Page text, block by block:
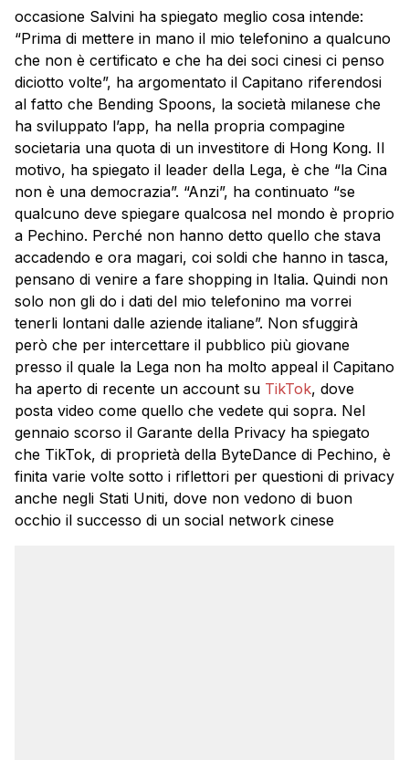
occasione Salvini ha spiegato meglio cosa intende:
“Prima di mettere in mano il mio telefonino a qualcuno
che non è certificato e che ha dei soci cinesi ci penso
diciotto volte”, ha argomentato il Capitano riferendosi
al fatto che Bending Spoons, la società milanese che
ha sviluppato l’app, ha nella propria compagine
societaria una quota di un investitore di Hong Kong. Il
motivo, ha spiegato il leader della Lega, è che “la Cina
non è una democrazia”. “Anzi”, ha continuato “se
qualcuno deve spiegare qualcosa nel mondo è proprio
a Pechino. Perché non hanno detto quello che stava
accadendo e ora magari, coi soldi che hanno in tasca,
pensano di venire a fare shopping in Italia. Quindi non
solo non gli do i dati del mio telefonino ma vorrei
tenerli lontani dalle aziende italiane”. Non sfuggirà
però che per intercettare il pubblico più giovane
presso il quale la Lega non ha molto appeal il Capitano
ha aperto di recente un account su TikTok, dove
posta video come quello che vedete qui sopra. Nel
gennaio scorso il Garante della Privacy ha spiegato
che TikTok, di proprietà della ByteDance di Pechino, è
finita varie volte sotto i riflettori per questioni di privacy
anche negli Stati Uniti, dove non vedono di buon
occhio il successo di un social network cinese